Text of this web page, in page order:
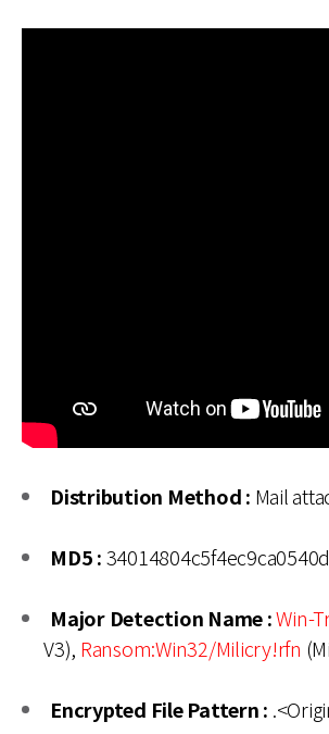
Distribution Method : Mail
MD5 :
Major Detection Name :Win-
V3), Ransom:Win32/Milicry!rfn
Encrypted File Pattern :